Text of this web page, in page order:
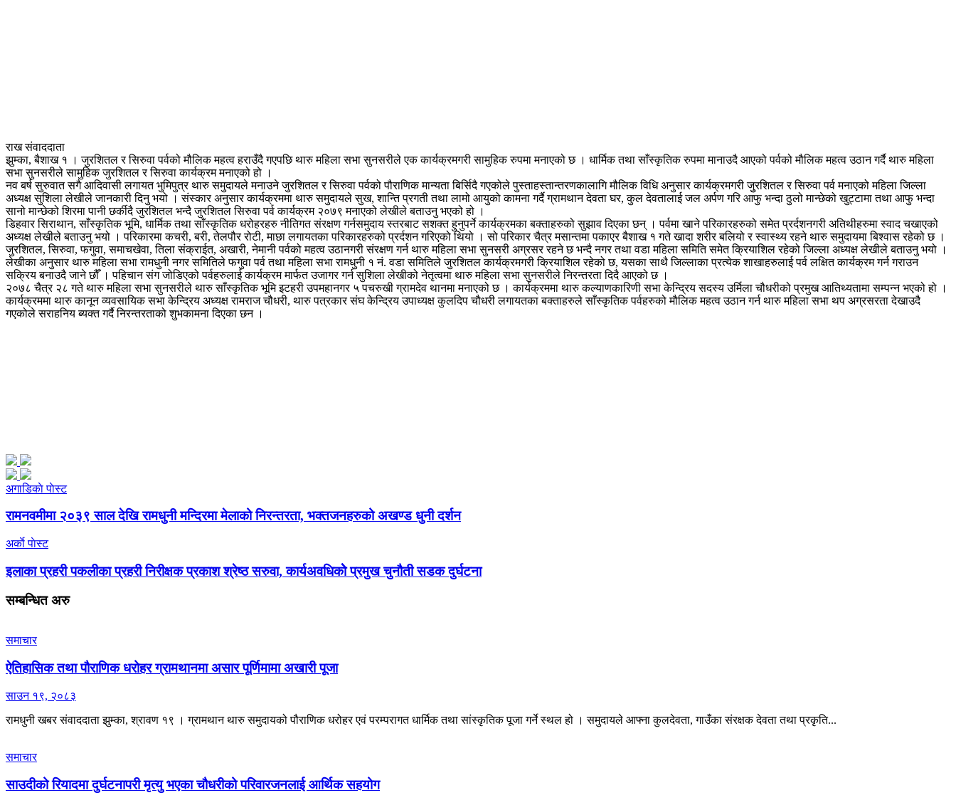
राख संवाददाता
झुम्का, बैशाख १ । जुरशितल र सिरुवा पर्वको मौलिक महत्व हराउँदै गएपछि थारु महिला सभा सुनसरीले एक कार्यक्रमगरी सामुहिक रुपमा मनाएको छ । धार्मिक तथा साँस्कृतिक रुपमा मानाउदै आएको पर्वको मौलिक महत्व उठान गर्दै थारु महिला
सभा सुनसरीले सामुहिक जुरशितल र सिरुवा कार्यक्रम मनाएको हो ।
नव बर्ष सुरुवात सगै आदिवासी लगायत भुमिपुत्र थारु समुदायले मनाउने जुरशितल र सिरुवा पर्वको पौराणिक मान्यता बिर्सिदै गएकोले पुस्ताहस्तान्तरणकालागि मौलिक विधि अनुसार कार्यक्रमगरी जुुरशितल र सिरुवा पर्व मनाएको महिला जिल्ला
अध्यक्ष सुशिला लेखीले जानकारी दिनु भयो । संस्कार अनुसार कार्यक्रममा थारु समुदायले सुख, शान्ति प्रगती तथा लामो आयुको कामना गर्दै ग्रामथान देवता घर, कुल देवतालाई जल अर्पण गरि आफु भन्दा ठुलो मान्छेको खुट्टामा तथा आफु भन्दा
सानो मान्छेको शिरमा पानी छर्कीदै जुरशितल भन्दै जुरशितल सिरुवा पर्व कार्यक्रम २०७९ मनाएको लेखीले बताउनु भएको हो ।
डिहवार सिराथान, साँस्कृतिक भूमि, धार्मिक तथा साँस्कृतिक धरोहरहरु नीतिगत संरक्षण गर्नसमुदाय स्तरबाट सशक्त हुनुपर्ने कार्यक्रमका बक्ताहरुको सुझाव दिएका छन् । पर्वमा खाने परिकारहरुको समेत प्रर्दशनगरी अतिथीहरुमा स्वाद चखाएको
अध्यक्ष लेखीले बताउनु भयो । परिकारमा कचरी, बरी, तेलपौर रोटी, माछा लगायतका परिकारहरुको प्रर्दशन गरिएको थियो । सो परिकार चैत्र मसान्तमा पकाएर बैशाख १ गते खादा शरीर बलियो र स्वास्थ्य रहने थारु समुदायमा बिश्वास रहेको छ ।
जुरशितल, सिरुवा, फगुवा, समाचखेवा, तिला संक्राईत, अखारी, नेमानी पर्वको महत्व उठानगरी संरक्षण गर्न थारु महिला सभा सुनसरी अग्रसर रहने छ भन्दै नगर तथा वडा महिला समिति समेत क्रियाशिल रहेको जिल्ला अध्यक्ष लेखीले बताउनु भयो ।
लेखीका अनुसार थारु महिला सभा रामधुनी नगर समितिले फगुवा पर्व तथा महिला सभा रामधुनी १ नं. वडा समितिले जुरशितल कार्यक्रमगरी क्रियाशिल रहेको छ, यसका साथै जिल्लाका प्रत्येक शाखाहरुलाई पर्व लक्षित कार्यक्रम गर्न गराउन
सक्रिय बनाउदै जाने छौँ । पहिचान संग जोडिएको पर्वहरुलाई कार्यक्रम मार्फत उजागर गर्न सुशिला लेखीको नेतृत्वमा थारु महिला सभा सुनसरीले निरन्तरता दिदै आएको छ ।
२०७८ चैत्र २८ गते थारु महिला सभा सुनसरीले थारु साँस्कृतिक भूमि इटहरी उपमहानगर ५ पचरुखी ग्रामदेव थानमा मनाएको छ । कार्यक्रममा थारु कल्याणकारिणी सभा केन्द्रिय सदस्य उर्मिला चौधरीको प्रमुख आतिथ्यतामा सम्पन्न भएको हो ।
कार्यक्रममा थारु कानून व्यवसायिक सभा केन्द्रिय अध्यक्ष रामराज चौधरी, थारु पत्रकार संघ केन्द्रिय उपाध्यक्ष कुलदिप चौधरी लगायतका बक्ताहरुले साँस्कृतिक पर्वहरुको मौलिक महत्व उठान गर्न थारु महिला सभा थप अग्रसरता देखाउदै
गएकोले सराहनिय ब्यक्त गर्दै निरन्तरताको शुभकामना दिएका छन ।
अगाडिकाे पाेस्ट
रामनवमीमा २०३९ साल देखि रामधुनी मन्दिरमा मेलाको निरन्तरता, भक्तजनहरुको अखण्ड धुनी दर्शन
अर्काे पाेस्ट
इलाका प्रहरी पकलीका प्रहरी निरीक्षक प्रकाश श्रेष्ठ सरुवा, कार्यअवधिकोे प्रमुख चुनौती सडक दुर्घटना
सम्बन्धितअरु
समाचार
ऐतिहासिक तथा पौराणिक धरोहर ग्रामथानमा असार पूर्णिमामा अखारी पूजा
साउन १९, २०८३
रामधुनी खबर संवाददाता झुम्का, श्रावण १९ । ग्रामथान थारु समुदायको पौराणिक धरोहर एवं परम्परागत धार्मिक तथा सांस्कृतिक पूजा गर्ने स्थल हो । समुदायले आफ्ना कुलदेवता, गाउँका संरक्षक देवता तथा प्रकृति...
समाचार
साउदीको रियादमा दुर्घटनापरी मृत्यु भएका चौधरीको परिवारजनलाई आर्थिक सहयोग